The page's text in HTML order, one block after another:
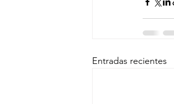
Entradas recientes